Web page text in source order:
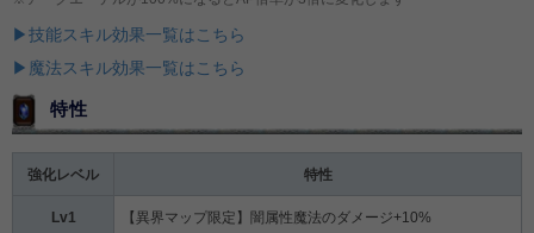
▶技能スキル効果一覧はこちら
▶魔法スキル効果一覧はこちら
特性
強化レベル 特性
Lv1 【異界マップ限定】闇属性魔法のダメージ+10%